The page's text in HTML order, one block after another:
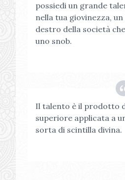
possiedi un grande
nella tua giovinezza,
destro della società
uno snob.
Il talento è il prodotto
superiore applicata a
sorta di scintilla divina.